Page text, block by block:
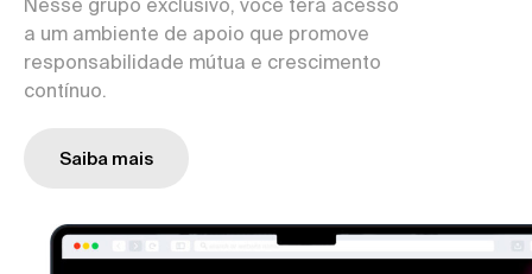
Nesse grupo exclusivo, você terá acesso
a um ambiente de apoio que promove
responsabilidade mútua e crescimento
contínuo.
Saiba mais